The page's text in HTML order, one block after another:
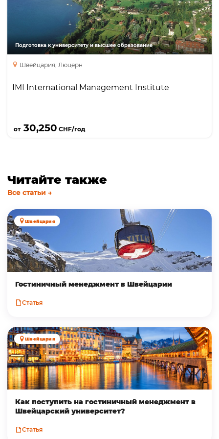
Подготовка к университету и высшее образование
Швейцария, Люцерн
IMI International Management Institute
от30,250 CHF/год
университет гостеприимства и бизнеса
расположенный в Люцерне. Единственный
университет принадлежащий швейцарской
семье, а не группе компаний. В списке рейтинга
QS в сфере гостеприимства занимает 11 место в
мире. Образование в сфере гостеприимства,
Гарантированные оплачиваемые стажировки и
Читайте также
Все статьи →
Швейцария
Гостиничный менеджмент в Швейцарии
Статья
Швейцария
Как поступить на гостиничный менеджмент в
Швейцарский университет?
Статья